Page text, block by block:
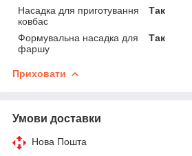
Насадка для приготування
ковбас
Так
Формувальна насадка для
фаршу
Так
Приховати
Умови доставки
Нова Пошта